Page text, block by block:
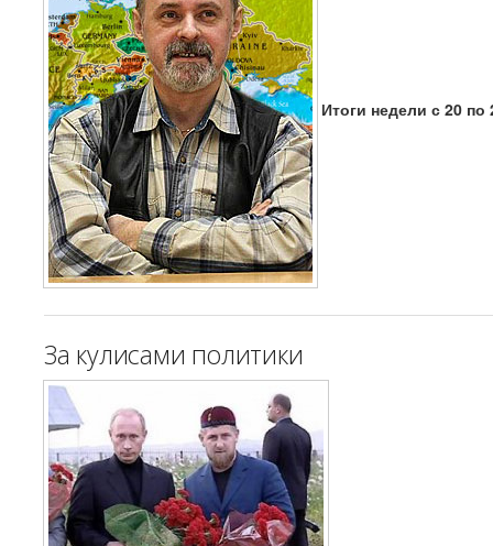
Итоги недели с 20 по
За кулисами политики